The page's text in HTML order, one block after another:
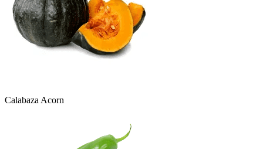
Calabaza Acorn